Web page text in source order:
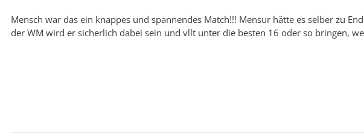
Mensch war das ein knappes und spannendes Match!!! Mensur hätte es selber zu
der WM wird er sicherlich dabei sein und vllt unter die besten 16 oder so bringen,